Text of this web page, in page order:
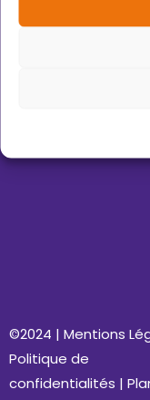
©2024 | Mentions
Politique de
confidentialités |